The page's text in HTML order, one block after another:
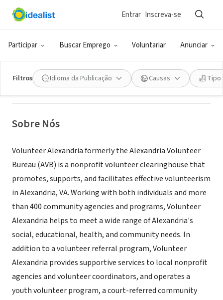
Participar Buscar Emprego Voluntariar Anunciar
Entrar Inscreva-se
Filtros Idioma da Publicação Causas Tipo
ONG (SETOR SOCIAL)
Volunteer Alexandria
Sobre Nós
Volunteer Alexandria formerly the Alexandria Volunteer
Bureau (AVB) is a nonprofit volunteer clearinghouse that
promotes, supports, and facilitates effective volunteerism
in Alexandria, VA. Working with both individuals and more
than 400 community agencies and programs, Volunteer
Alexandria helps to meet a wide range of Alexandria's
social, educational, health, and community needs. In
addition to a volunteer referral program, Volunteer
Alexandria provides supportive services to local nonprofit
agencies and volunteer coordinators, and operates a
youth volunteer program, a court-referred community